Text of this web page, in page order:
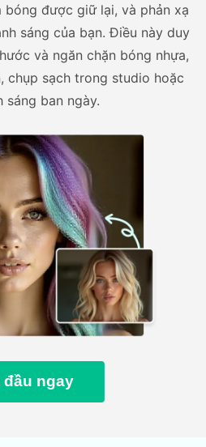
bóng được giữ lại, và phản xạ
sáng của bạn. Điều này duy
và ngăn chặn bóng nhựa,
chụp sạch trong studio hoặc
sáng ban ngày.
đầu ngay